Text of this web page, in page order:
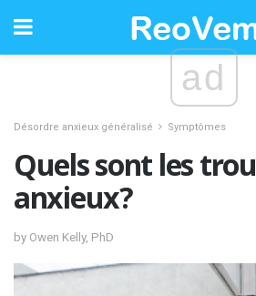
ad
Désordre anxieux généralisé Symptômes
Quels sont les
anxieux?
by Owen Kelly, PhD